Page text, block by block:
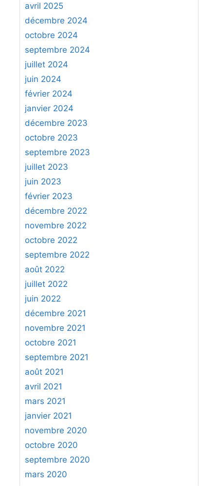
:
avril 2025
décembre 2024
octobre 2024
septembre 2024
juillet 2024
juin 2024
février 2024
janvier 2024
décembre 2023
octobre 2023
septembre 2023
juillet 2023
juin 2023
février 2023
décembre 2022
novembre 2022
octobre 2022
septembre 2022
août 2022
juillet 2022
juin 2022
décembre 2021
novembre 2021
octobre 2021
septembre 2021
août 2021
avril 2021
mars 2021
janvier 2021
novembre 2020
octobre 2020
septembre 2020
mars 2020